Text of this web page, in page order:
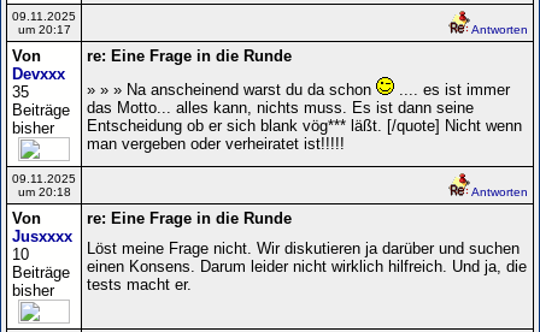
09.11.2025
um 20:17
Antworten
Von
Devxxx
35
Beiträge
bisher
re: Eine Frage in die Runde
» » » Na anscheinend warst du da schon
.... es ist immer
das Motto... alles kann, nichts muss. Es ist dann seine
Entscheidung ob er sich blank vög*** läßt. [/quote] Nicht wenn
man vergeben oder verheiratet ist!!!!!
09.11.2025
um 20:18
Antworten
Von
Jusxxxx
10
Beiträge
bisher
re: Eine Frage in die Runde
Löst meine Frage nicht. Wir diskutieren ja darüber und suchen
einen Konsens. Darum leider nicht wirklich hilfreich. Und ja, die
tests macht er.